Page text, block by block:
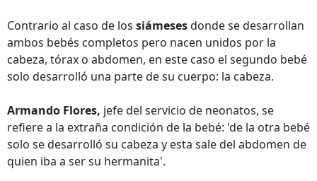
Contrario al caso de los siámesesdonde se desarrollan
ambos bebés completos pero nacen unidos por la
cabeza, tórax o abdomen, en este caso el segundo bebé
solo desarrolló una parte de su cuerpo: la cabeza.
Armando Flores, jefe del servicio de neonatos, se
refiere a la extraña condición de la bebé: 'de la otra bebé
solo se desarrolló su cabeza y esta sale del abdomen de
quien iba a ser su hermanita'.